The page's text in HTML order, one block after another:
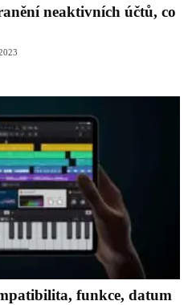
neaktivních účtů, co
funkce, datum